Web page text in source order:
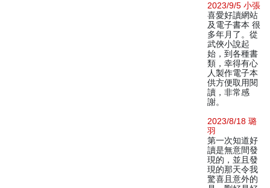
2023/9/5 小張
喜愛好讀網站
及電子書本 很
多年月了。從
武俠小說起
始，到各種書
類，幸得有心
人製作電子本
供方便取用閱
讀，非常感
謝。
2023/8/18 璐
羽
第一次知道好
讀是無意間發
現的，並且發
現的那天令我
驚喜且意外的